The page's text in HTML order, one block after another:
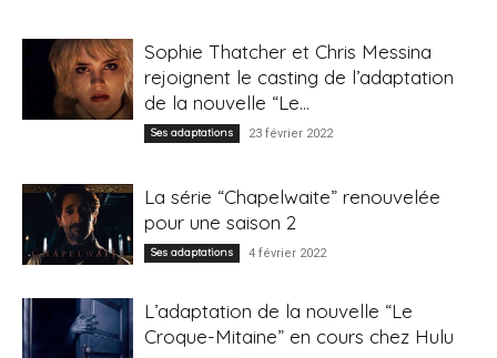
Sophie Thatcher et Chris Messina
rejoignent le casting de l’adaptation
de la nouvelle “Le...
Ses adaptations 23 février 2022
La série “Chapelwaite” renouvelée
pour une saison 2
Ses adaptations 4 février 2022
L’adaptation de la nouvelle “Le
Croque-Mitaine” en cours chez Hulu